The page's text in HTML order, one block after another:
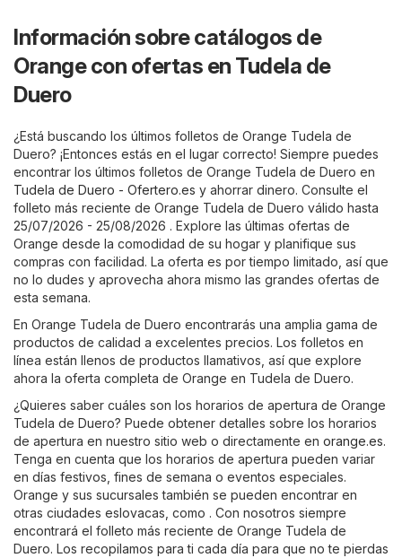
Información sobre catálogos de
Orange con ofertas en Tudela de
Duero
¿Está buscando los últimos folletos de Orange Tudela de
Duero? ¡Entonces estás en el lugar correcto! Siempre puedes
encontrar los últimos folletos de Orange Tudela de Duero en
Tudela de Duero - Ofertero.es y ahorrar dinero. Consulte el
folleto más reciente de Orange Tudela de Duero válido hasta
25/07/2026 - 25/08/2026 . Explore las últimas ofertas de
Orange desde la comodidad de su hogar y planifique sus
compras con facilidad. La oferta es por tiempo limitado, así que
no lo dudes y aprovecha ahora mismo las grandes ofertas de
esta semana.
En Orange Tudela de Duero encontrarás una amplia gama de
productos de calidad a excelentes precios. Los folletos en
línea están llenos de productos llamativos, así que explore
ahora la oferta completa de Orange en Tudela de Duero.
¿Quieres saber cuáles son los horarios de apertura de Orange
Tudela de Duero? Puede obtener detalles sobre los horarios
de apertura en nuestro sitio web o directamente en orange.es.
Tenga en cuenta que los horarios de apertura pueden variar
en días festivos, fines de semana o eventos especiales.
Orange y sus sucursales también se pueden encontrar en
otras ciudades eslovacas, como . Con nosotros siempre
encontrará el folleto más reciente de Orange Tudela de
Duero. Los recopilamos para ti cada día para que no te pierdas